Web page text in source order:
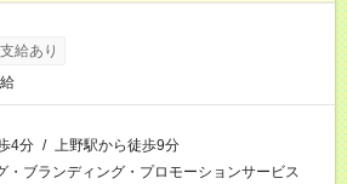
給あり
4分 / 上野駅から徒歩9分
・ブランディング・プロモーションサービス